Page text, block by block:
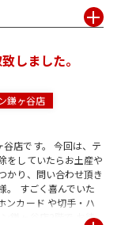
しました。
鎌ヶ谷店
店です。 今回は、テ
をしていたらお土産や
かり、問い合わせ頂き
。 すごく喜んでいた
ンカード や切手・ハ
鎌ヶ谷店2階で お待